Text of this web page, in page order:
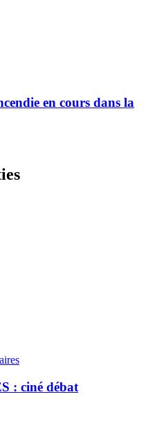
en cours dans la
: ciné débat